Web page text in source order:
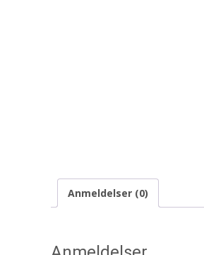
Anmeldelser (0)